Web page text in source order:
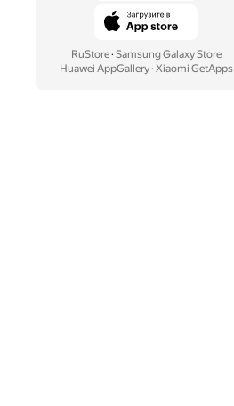
RuStore· Samsung Galaxy Store
Huawei AppGallery· Xiaomi GetApps